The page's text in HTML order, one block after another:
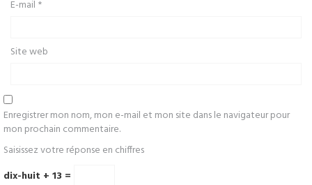
E-mail *
Site web
Enregistrer mon nom, mon e-mail et mon site dans le navigateur pour
mon prochain commentaire.
Saisissez votre réponse en chiffres
dix-huit + 13 =